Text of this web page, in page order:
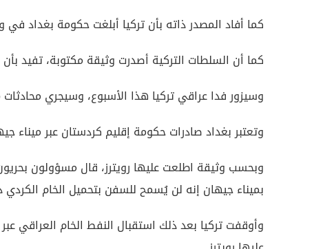
كما أفاد المصدر ذاته بأن تركيا أبلغت حكومة بغداد
كما أن السلطات التركية أصدرت وثيقة مكتوبة، تفيد
وسيزور فدا عراقي تركيا هذا الأسبوع، وسيجري
وتعتبر بغداد صادرات حكومة إقليم كردستان عبر ميناء
وبحسب وثيقة اطلعت عليها رويترز، قال مسؤولون
بميناء جيهان إنه لن يُسمح للسفن بتحميل الخام
وأوقفت تركيا بعد ذلك استقبال النفط الخام العراقي